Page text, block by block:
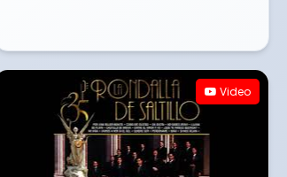
Video